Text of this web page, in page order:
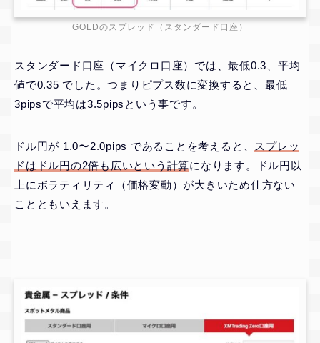
GOLDのスプレッド（スタンダード口座）
スタンダード口座（マイクロ口座）では、最低0.3、平均
値で0.35 でした。つまりピプス数に変換すると、最低
3pipsで平均は3.5pipsという事です。
ドル円が 1.0〜2.0pips であることを考えると、
スプレッ
ドはドル円の2倍も広いという計算になります。ドル円以
上にボラティリティ（価格変動）が大きいため仕方ない
ことともいえます。